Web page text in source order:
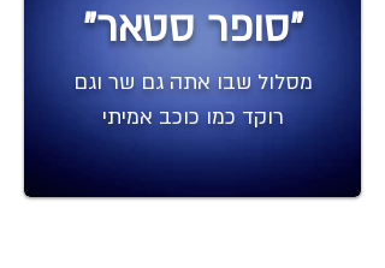
"סופר סטאר"
מסלול שבו אתה גם שר וגם
רוקד כמו כוכב אמיתי